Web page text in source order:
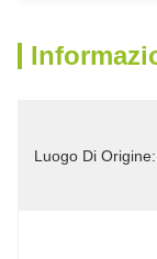
Luogo Di Origine: